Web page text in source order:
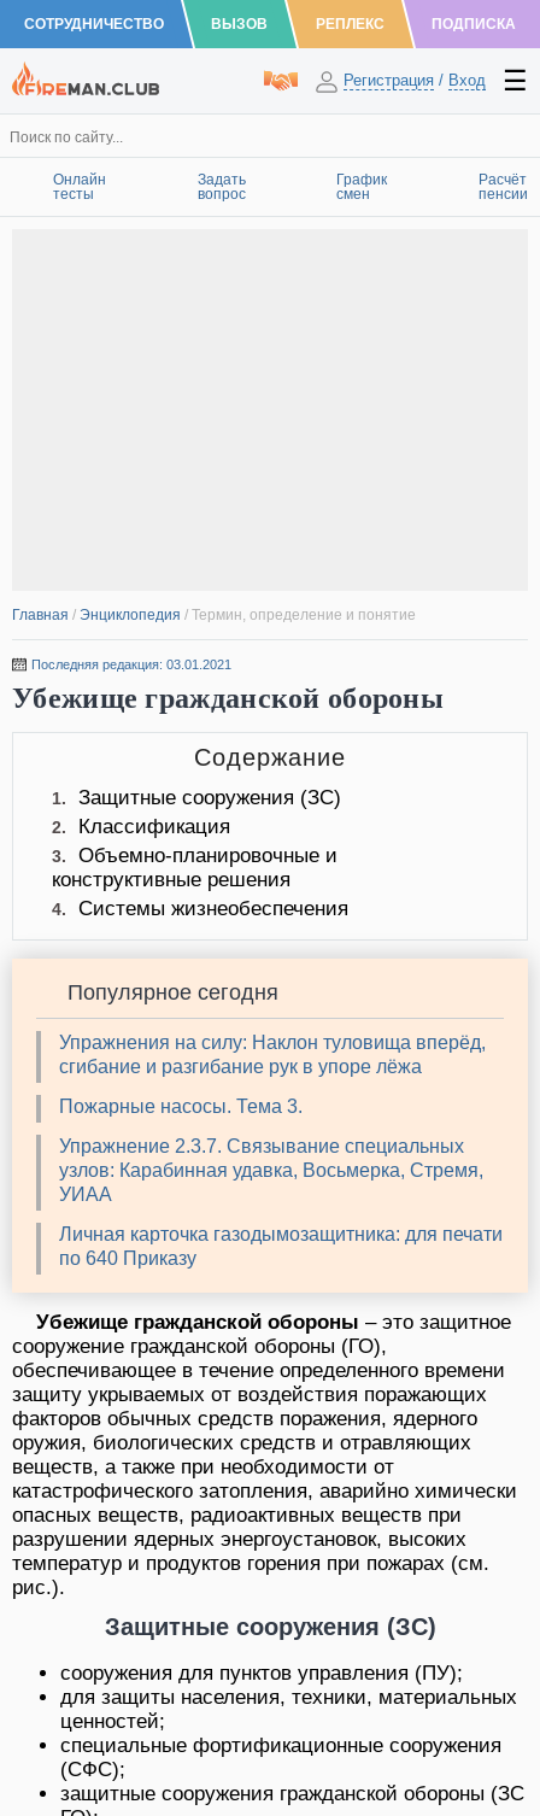
СОТРУДНИЧЕСТВО ВЫЗОВ РЕПЛЕКС ПОДПИСКА
Регистрация / Вход
Онлайн
тесты
Задать
вопрос
График
смен
Расчёт
пенсии
Главная / Энциклопедия / Термин, определение и понятие
Последняя редакция: 03.01.2021
Убежище гражданской обороны
Содержание
1. Защитные сооружения (ЗС)
2. Классификация
3.
Объемно-планировочные и
конструктивные решения
4. Системы жизнеобеспечения
Популярное сегодня
Упражнения на силу: Наклон туловища вперёд,
сгибание и разгибание рук в упоре лёжа
Пожарные насосы. Тема 3.
Упражнение 2.3.7. Связывание специальных
узлов: Карабинная удавка, Восьмерка, Стремя,
УИАА
Личная карточка газодымозащитника: для печати
по 640 Приказу
Убежище гражданской обороны – это защитное
сооружение гражданской обороны (ГО),
обеспечивающее в течение определенного времени
защиту укрываемых от воздействия поражающих
факторов обычных средств поражения, ядерного
оружия, биологических средств и отравляющих
веществ, а также при необходимости от
катастрофического затопления, аварийно химически
опасных веществ, радиоактивных веществ при
разрушении ядерных энергоустановок, высоких
температур и продуктов горения при пожарах (см.
рис.).
Защитные сооружения (ЗС)
сооружения для пунктов управления (ПУ);
для защиты населения, техники, материальных
ценностей;
специальные фортификационные сооружения
(СФС);
защитные сооружения гражданской обороны (ЗС